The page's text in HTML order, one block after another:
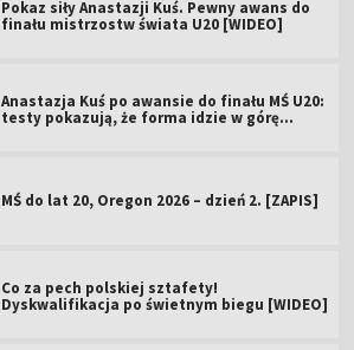
Pokaz siły Anastazji Kuś. Pewny awans do
finału mistrzostw świata U20 [WIDEO]
Anastazja Kuś po awansie do finału MŚ U20:
testy pokazują, że forma idzie w górę
MŚ do lat 20, Oregon 2026 – dzień 2. [ZAPIS]
Co za pech polskiej sztafety!
Dyskwalifikacja po świetnym biegu [WIDEO]